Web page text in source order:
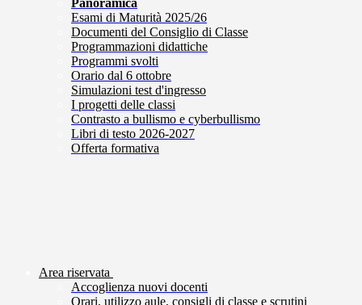
Panoramica
Esami di Maturità 2025/26
Documenti del Consiglio di Classe
Programmazioni didattiche
Programmi svolti
Orario dal 6 ottobre
Simulazioni test d'ingresso
I progetti delle classi
Contrasto a bullismo e cyberbullismo
Libri di testo 2026-2027
Offerta formativa
Area riservata
Accoglienza nuovi docenti
Orari, utilizzo aule, consigli di classe e scrutini